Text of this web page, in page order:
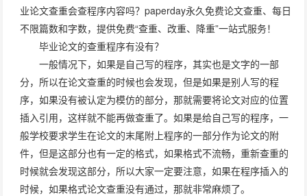
业论文查重会查程序内容吗？paperday永久免费论文查重、每日
不限篇数和字数，提供免费“查重、改重、降重”一站式服务！
毕业论文的查重程序有没有？
一般情况下，如果是自己写的程序，其实也是文字的一部
分，所以在论文查重的时候也会发现，但是如果是别人写的程
序，如果没有被认定为模仿的部分，那就需要将论文对应的位置
插入引用，这样就不能再做查重了。如果是给自己写的程序，一
般学校要求学生在论文的末尾附上程序的一部分作为论文的附
件，但是这部分也有一定的格式，如果格式不流畅，重新查重的
时候就会发现这部分，所以大家一定要注意，如果在程序插入的
时候，如果格式论文查重没有通过，那就非常麻烦了。